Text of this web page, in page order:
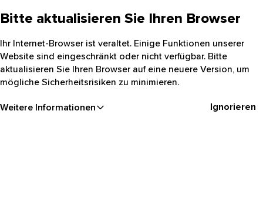
Bitte aktualisieren Sie Ihren Browser
Ihr Internet-Browser ist veraltet. Einige Funktionen unserer
Website sind eingeschränkt oder nicht verfügbar. Bitte
aktualisieren Sie Ihren Browser auf eine neuere Version, um
mögliche Sicherheitsrisiken zu minimieren.
Weitere Informationen Ignorieren